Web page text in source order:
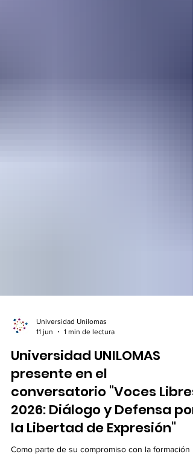
1 min de lectura
Universidad UNILOMAS
presente en el
conversatorio "Voces Libres
2026: Diálogo y Defensa por
la Libertad de Expresión"